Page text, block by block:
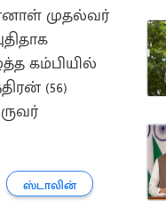
முதல்வர்
கம்பியில்
(56)
ஸ்டாலின்